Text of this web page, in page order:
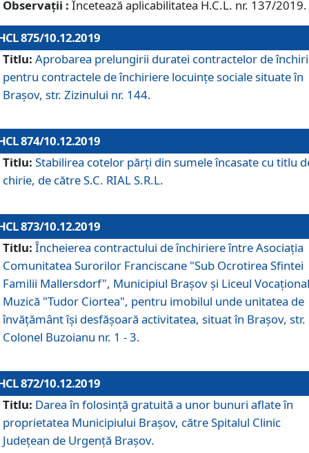
Observații : Încetează aplicabilitatea H.C.L. nr. 137/2019.
875/10.12.2019
Titlu: Aprobarea prelungirii duratei contractelor de
pentru contractele de închiriere locuinţe sociale situate în
Braşov, str. Zizinului nr. 144.
874/10.12.2019
Titlu: Stabilirea cotelor părți din sumele încasate cu titlu
chirie, de către S.C. RIAL S.R.L.
873/10.12.2019
Titlu: Încheierea contractului de închiriere între Asociația
Comunitatea Surorilor Franciscane "Sub Ocrotirea Sfintei
Familii Mallersdorf", Municipiul Braşov şi Liceul
Muzică "Tudor Ciortea", pentru imobilul unde unitatea de
învățământ îşi desfăşoară activitatea, situat în Braşov, str.
Colonel Buzoianu nr. 1 - 3.
872/10.12.2019
Titlu: Darea în folosinţă gratuită a unor bunuri aflate în
proprietatea Municipiului Braşov, către Spitalul Clinic
Judeţean de Urgenţă Braşov.